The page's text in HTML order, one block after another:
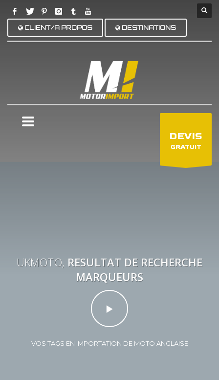
CLIENT/A PROPOS DESTINATIONS
DEVIS
GRATUIT
UKMOTO, RESULTAT DE RECHERCHE
MARQUEURS
VOS TAGS EN IMPORTATION DE MOTO ANGLAISE